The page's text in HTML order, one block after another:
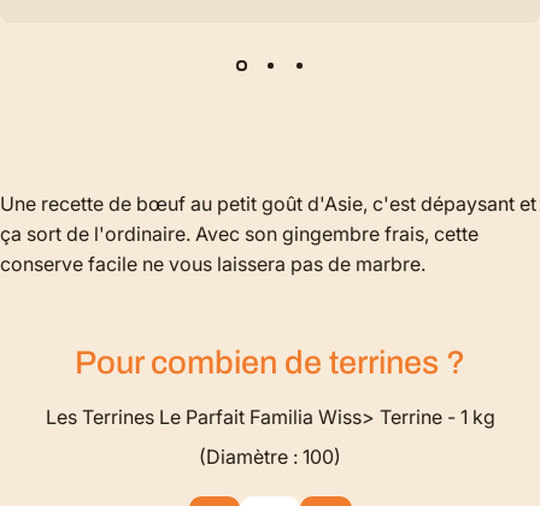
Une recette de bœuf au petit goût d'Asie, c'est dépaysant et
ça sort de l'ordinaire. Avec son gingembre frais, cette
conserve facile ne vous laissera pas de marbre.
Pour combien de terrines ?
Les Terrines Le Parfait Familia Wiss> Terrine - 1 kg
(Diamètre : 100)